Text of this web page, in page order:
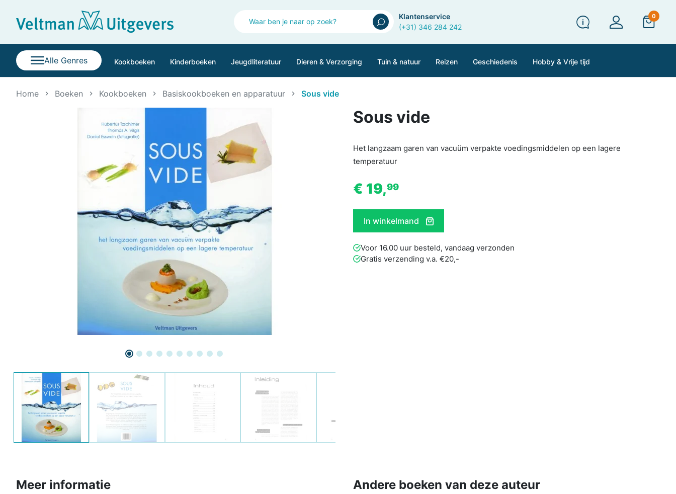
Klantenservice
(+31) 346 284 242
0
Alle Genres Kookboeken Kinderboeken Jeugdliteratuur Dieren & Verzorging Tuin & natuur Reizen Geschiedenis Hobby & Vrije tijd
Home Boeken Kookboeken Basiskookboeken en apparatuur Sous vide
Sous vide
Het langzaam garen van vacuüm verpakte voedingsmiddelen op een lagere
temperatuur
€ 19,99
In winkelmand
Voor 16.00 uur besteld, vandaag verzonden
Gratis verzending v.a. €20,-
Meer informatie Andere boeken van deze auteur